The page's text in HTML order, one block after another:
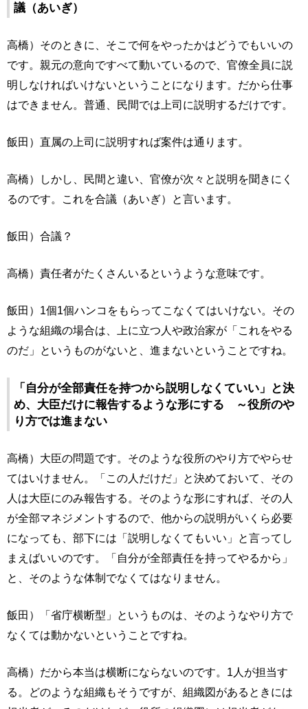
議（あいぎ）
高橋）そのときに、そこで何をやったかはどうでもいいの
です。親元の意向ですべて動いているので、官僚全員に説
明しなければいけないということになります。だから仕事
はできません。普通、民間では上司に説明するだけです。
飯田）直属の上司に説明すれば案件は通ります。
高橋）しかし、民間と違い、官僚が次々と説明を聞きにく
るのです。これを合議（あいぎ）と言います。
飯田）合議？
高橋）責任者がたくさんいるというような意味です。
飯田）1個1個ハンコをもらってこなくてはいけない。その
ような組織の場合は、上に立つ人や政治家が「これをやる
のだ」というものがないと、進まないということですね。
「自分が全部責任を持つから説明しなくていい」と決
め、大臣だけに報告するような形にする ～役所のや
り方では進まない
高橋）大臣の問題です。そのような役所のやり方でやらせ
てはいけません。「この人だけだ」と決めておいて、その
人は大臣にのみ報告する。そのような形にすれば、その人
が全部マネジメントするので、他からの説明がいくら必要
になっても、部下には「説明しなくてもいい」と言ってし
まえばいいのです。「自分が全部責任を持ってやるから」
と、そのような体制でなくてはなりません。
飯田）「省庁横断型」というものは、そのようなやり方で
なくては動かないということですね。
高橋）だから本当は横断にならないのです。1人が担当す
る。どのような組織もそうですが、組織図があるときには